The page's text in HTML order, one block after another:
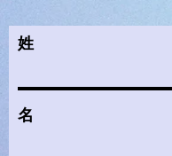
姓
名